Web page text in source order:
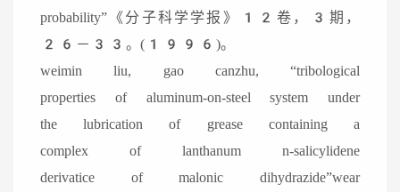
probability”《分子科学学报》12卷，3期，
26－33。(1996)。
weimin liu, gao canzhu, “tribological
properties of aluminum-on-steel system under
the lubrication of grease containing a
complex of lanthanum n-salicylidene
derivatice of malonic dihydrazide”wear